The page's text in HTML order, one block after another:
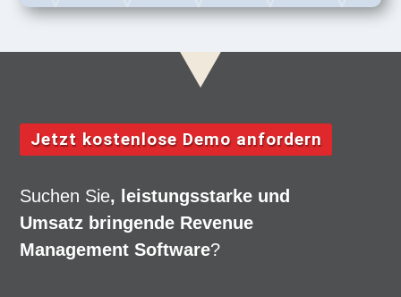
Jetzt kostenlose Demo anfordern
Suchen Sie, leistungsstarke und
Umsatz bringende Revenue
Management Software?